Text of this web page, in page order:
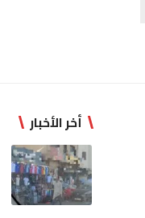
أخر الأخبار